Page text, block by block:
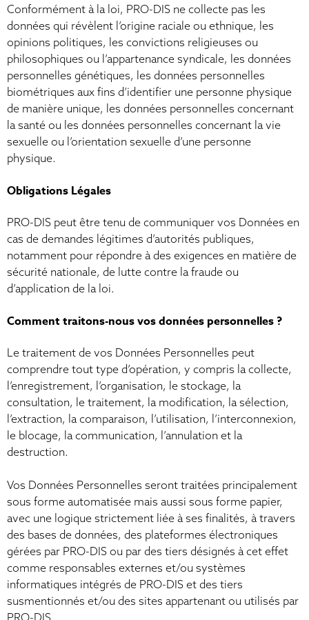
Conformément à la loi, PRO-DIS ne collecte pas les
données qui révèlent l’origine raciale ou ethnique, les
opinions politiques, les convictions religieuses ou
philosophiques ou l’appartenance syndicale, les données
personnelles génétiques, les données personnelles
biométriques aux fins d’identifier une personne physique
de manière unique, les données personnelles concernant
la santé ou les données personnelles concernant la vie
sexuelle ou l’orientation sexuelle d’une personne
physique.
Obligations Légales
PRO-DIS peut être tenu de communiquer vos Données en
cas de demandes légitimes d’autorités publiques,
notamment pour répondre à des exigences en matière de
sécurité nationale, de lutte contre la fraude ou
d’application de la loi.
Comment traitons-nous vos données personnelles ?
Le traitement de vos Données Personnelles peut
comprendre tout type d’opération, y compris la collecte,
l’enregistrement, l’organisation, le stockage, la
consultation, le traitement, la modification, la sélection,
l’extraction, la comparaison, l’utilisation, l’interconnexion,
le blocage, la communication, l’annulation et la
destruction.
Vos Données Personnelles seront traitées principalement
sous forme automatisée mais aussi sous forme papier,
avec une logique strictement liée à ses finalités, à travers
des bases de données, des plateformes électroniques
gérées par PRO-DIS ou par des tiers désignés à cet effet
comme responsables externes et/ou systèmes
informatiques intégrés de PRO-DIS et des tiers
susmentionnés et/ou des sites appartenant ou utilisés par